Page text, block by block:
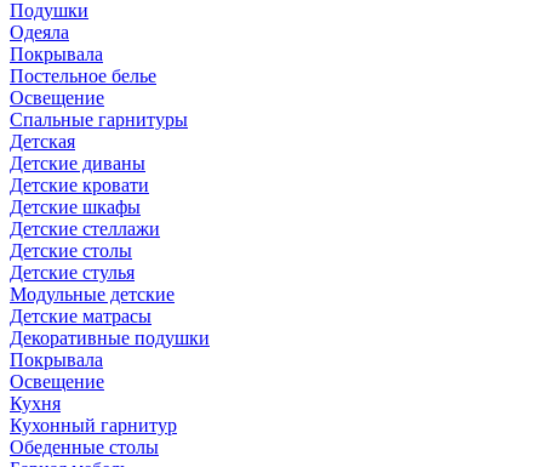
Подушки
Одеяла
Покрывала
Постельное белье
Освещение
Спальные гарнитуры
Детская
Детские диваны
Детские кровати
Детские шкафы
Детские стеллажи
Детские столы
Детские стулья
Модульные детские
Детские матрасы
Декоративные подушки
Покрывала
Освещение
Кухня
Кухонный гарнитур
Обеденные столы